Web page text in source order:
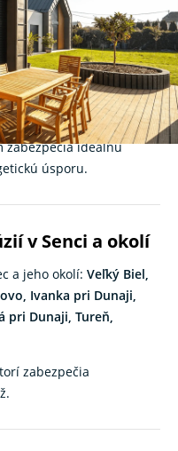
? K-system je slovenský
30-ročnou praxou.
rekonštrukcie
v Senci alebo okolí
zabezpečia ideálnu
úsporu.
v Senci a okolí
a jeho okolí: Veľký Biel,
Ivanka pri Dunaji,
pri Dunaji, Tureň,
zabezpečia